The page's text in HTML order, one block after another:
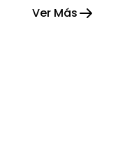
alegría su hogar.
Ver Más